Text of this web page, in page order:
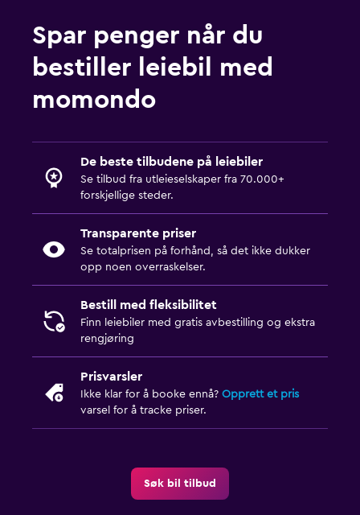
Spar penger når du
bestiller leiebil med
momondo
De beste tilbudene på leiebiler
Se tilbud fra utleieselskaper fra 70.000+
forskjellige steder.
Transparente priser
Se totalprisen på forhånd, så det ikke dukker
opp noen overraskelser.
Bestill med fleksibilitet
Finn leiebiler med gratis avbestilling og ekstra
rengjøring
Prisvarsler
Ikke klar for å booke ennå? Opprett et pris
varsel for å tracke priser.
Søk bil tilbud